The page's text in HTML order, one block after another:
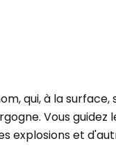
qui, à la
Vous
explosions et